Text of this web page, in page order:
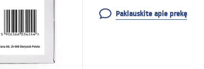
Paklauskite apie prekę